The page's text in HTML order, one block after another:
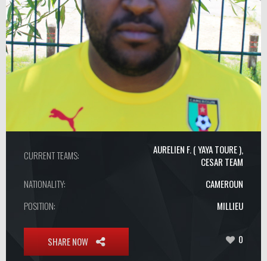
CURRENT TEAMS: AURELIEN F. ( YAYA TOURE ),
CESAR TEAM
NATIONALITY:
CAMEROUN
POSITION:
MILLIEU
SHARE NOW 0